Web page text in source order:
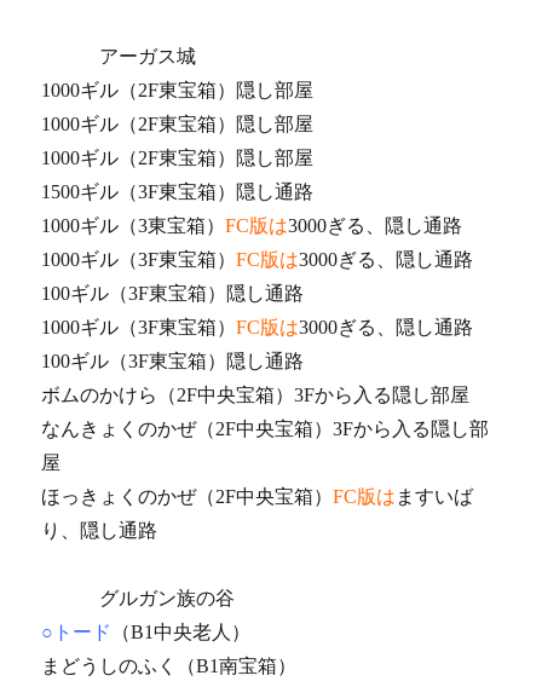
アーガス城
1000ギル（2F東宝箱）隠し部屋
1000ギル（2F東宝箱）隠し部屋
1000ギル（2F東宝箱）隠し部屋
1500ギル（3F東宝箱）隠し通路
1000ギル（3東宝箱）FC版は3000ぎる、隠し通路
1000ギル（3F東宝箱）FC版は3000ぎる、隠し通路
100ギル（3F東宝箱）隠し通路
1000ギル（3F東宝箱）FC版は3000ぎる、隠し通路
100ギル（3F東宝箱）隠し通路
ボムのかけら（2F中央宝箱）3Fから入る隠し部屋
なんきょくのかぜ（2F中央宝箱）3Fから入る隠し部
屋
ほっきょくのかぜ（2F中央宝箱）FC版は ますいば
り、隠し通路
グルガン族の谷
○トード
（B1中央老人）
まどうしのふく（B1南宝箱）